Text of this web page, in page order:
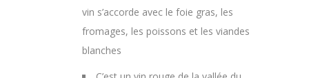
vin s’accorde avec le foie gras, les
fromages, les poissons et les viandes
blanches